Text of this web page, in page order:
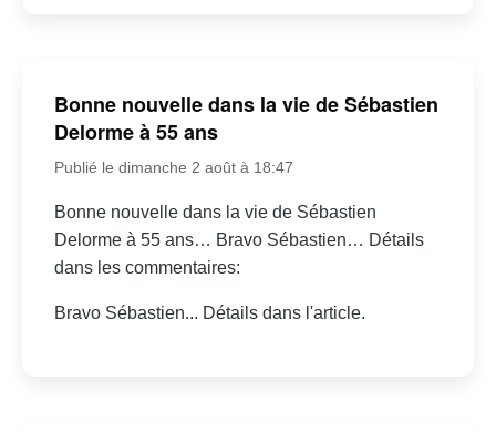
Bonne nouvelle dans la vie de Sébastien
Delorme à 55 ans
Publié le dimanche 2 août à 18:47
Bonne nouvelle dans la vie de Sébastien
Delorme à 55 ans… Bravo Sébastien… Détails
dans les commentaires:
Bravo Sébastien... Détails dans l'article.